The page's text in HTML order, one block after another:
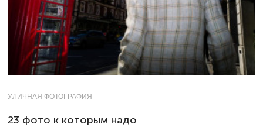
УЛИЧНАЯ ФОТОГРАФИЯ
23 фото к которым надо